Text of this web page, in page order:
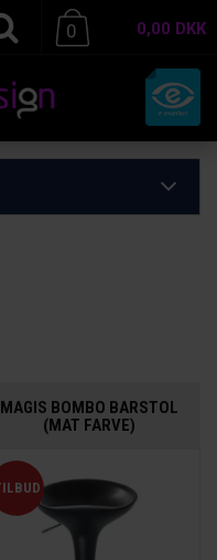
0,00 DKK
0
MAGIS BOMBO BARSTOL
(MAT FARVE)